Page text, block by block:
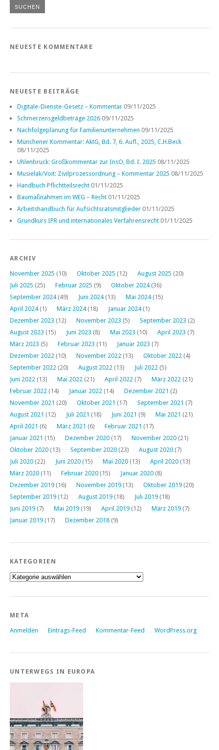
NEUESTE KOMMENTARE
NEUESTE BEITRÄGE
Digitale-Dienste-Gesetz – Kommentar 09/11/2025
Schmerzensgeldbeträge 2026 09/11/2025
Nachfolgeplanung für Familienunternehmen 09/11/2025
Münchener Kommentar: AktG, Bd. 7, 6. Aufl., 2025, C.H.Beck
08/11/2025
Uhlenbruck: Großkommentar zur InsO, Bd. I. 2025 08/11/2025
Musielak/Voit: Zivilprozessordnung – Kommentar 2025 08/11/2025
Handbuch Pflichtteilsrecht 01/11/2025
Baumaßnahmen im WEG – Recht 01/11/2025
Arbeitshandbuch für Aufsichtsratsmitglieder 01/11/2025
Grundkurs IPR und internationales Verfahrensrecht 01/11/2025
ARCHIV
November 2025 (10) Oktober 2025 (12) August 2025 (20)
Juli 2025 (25) Februar 2025 (9) Oktober 2024(36)
September 2024(49) Juni 2024(13) Mai 2024(15)
April 2024(1) März 2024(18) Januar 2024(1)
Dezember 2023 (12) November 2023 (5) September 2023 (2)
August 2023 (15) Juni 2023 (8) Mai 2023 (10) April 2023 (7)
März 2023 (5) Februar 2023 (11) Januar 2023 (7)
Dezember 2022 (10) November 2022 (13) Oktober 2022 (4)
September 2022 (20) August 2022 (13) Juli 2022 (5)
Juni 2022 (13) Mai 2022 (21) April 2022 (7) März 2022 (21)
Februar 2022 (14) Januar 2022 (14) Dezember 2021 (2)
November 2021 (20) Oktober 2021 (17) September 2021 (7)
August 2021 (12) Juli 2021 (18) Juni 2021 (9) Mai 2021 (21)
April 2021 (6) März 2021 (6) Februar 2021 (17)
Januar 2021 (15) Dezember 2020 (17) November 2020 (21)
Oktober 2020 (13) September 2020 (23) August 2020 (7)
Juli 2020 (22) Juni 2020 (15) Mai 2020 (13) April 2020 (13)
März 2020 (11) Februar 2020 (15) Januar 2020 (8)
Dezember 2019 (16) November 2019 (13) Oktober 2019 (20)
September 2019 (12) August 2019 (18) Juli 2019 (18)
Juni 2019 (7) Mai 2019 (19) April 2019 (12) März 2019 (7)
Januar 2019 (17) Dezember 2018 (9)
KATEGORIEN
Kategorien
META
Anmelden Eintrags-Feed Kommentar-Feed WordPress.org
UNTERWEGS IN EUROPA